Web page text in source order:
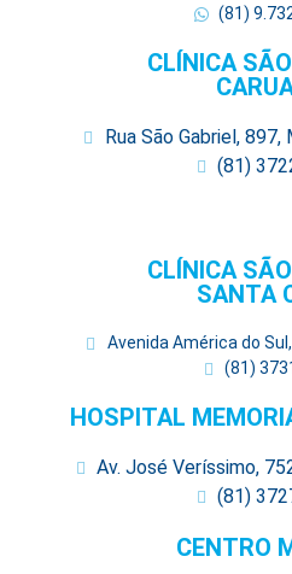
(81)
CLÍNICA
Rua São Gabriel,
(81)
CLÍNICA
SANTA
Avenida América do
(81)
HOSPITAL
Av. José Veríssimo,
(81)
CENTRO